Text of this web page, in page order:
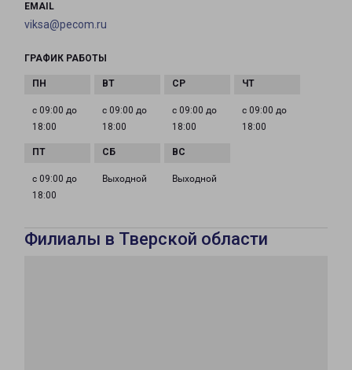
EMAIL
viksa@pecom.ru
ГРАФИК РАБОТЫ
с 09:00 до
18:00
с 09:00 до
18:00
с 09:00 до
18:00
с 09:00 до
18:00
с 09:00 до
18:00
Выходной Выходной
Филиалы в Тверской области